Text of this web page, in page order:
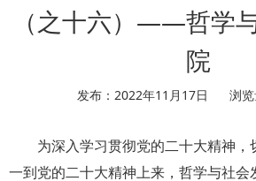
（之十六）——哲学
院
发布：2022年11月17日 浏览
为深入学习贯彻党的二十大精神，
一到党的二十大精神上来，哲学与社会